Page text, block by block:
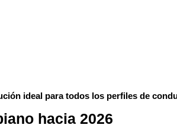
ideal para todos los perfiles de
hacia 2026